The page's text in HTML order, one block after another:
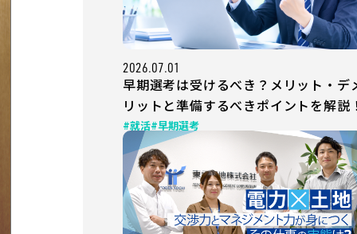
2026.07.01
早期選考は受けるべき？メリット・デ
リットと準備するべきポイントを解説
#就活#早期選考